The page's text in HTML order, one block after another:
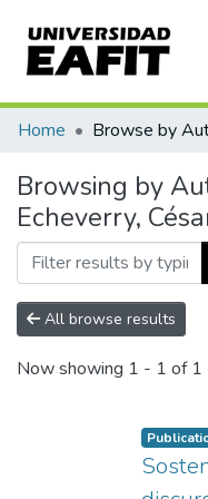
Communities &
All of DSpace
Home Browse by
Browsing by
Echeverry,
All browse results
Now showing 1 - 1 of 1